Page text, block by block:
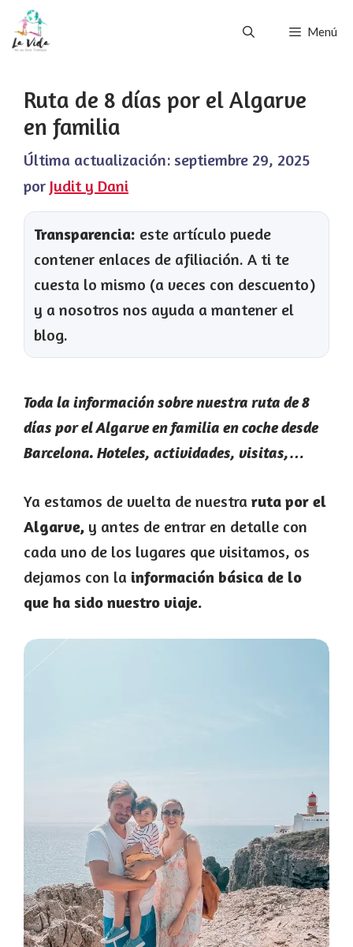
Saltar
Menú
Ruta de 8 días por el Algarve
en familia
Última actualización: septiembre 29, 2025
por Judit y Dani
Transparencia: este artículo puede
contener enlaces de afiliación. A ti te
cuesta lo mismo (a veces con descuento)
y a nosotros nos ayuda a mantener el
blog.
Toda la información sobre nuestra ruta de 8
días por el Algarve en familia en coche desde
Barcelona. Hoteles, actividades, visitas,…
Ya estamos de vuelta de nuestra ruta por el
Algarve, y antes de entrar en detalle con
cada uno de los lugares que visitamos, os
dejamos con la información básica de lo
que ha sido nuestro viaje.